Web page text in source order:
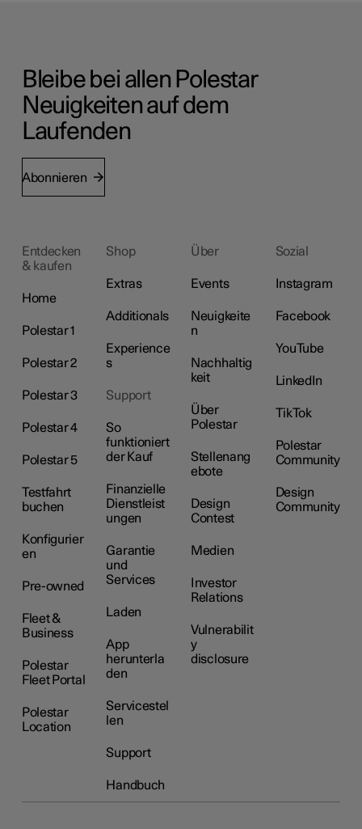
Bleibe bei allen Polestar
Neuigkeiten auf dem
Laufenden
Abonnieren
Entdecken
& kaufen
Home
Polestar 1
Polestar 2
Polestar 3
Polestar 4
Polestar 5
Testfahrt
buchen
Konfigurier
en
Pre-owned
Fleet &
Business
Polestar
Fleet Portal
Polestar
Location
Shop
Extras
Additionals
Experience
s
Support
So
funktioniert
der Kauf
Finanzielle
Dienstleist
ungen
Garantie
und
Services
Laden
App
herunterla
den
Servicestel
len
Support
Handbuch
Über
Events
Neuigkeite
n
Nachhaltig
keit
Über
Polestar
Stellenang
ebote
Design
Contest
Medien
Investor
Relations
Vulnerabilit
y
disclosure
Sozial
Instagram
Facebook
YouTube
LinkedIn
TikTok
Polestar
Community
Design
Community